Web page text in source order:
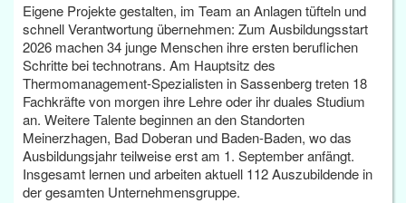
Eigene Projekte gestalten, im Team an Anlagen tüfteln und
schnell Verantwortung übernehmen: Zum Ausbildungsstart
2026 machen 34 junge Menschen ihre ersten beruflichen
Schritte bei technotrans. Am Hauptsitz des
Thermomanagement-Spezialisten in Sassenberg treten 18
Fachkräfte von morgen ihre Lehre oder ihr duales Studium
an. Weitere Talente beginnen an den Standorten
Meinerzhagen, Bad Doberan und Baden-Baden, wo das
Ausbildungsjahr teilweise erst am 1. September anfängt.
Insgesamt lernen und arbeiten aktuell 112 Auszubildende in
der gesamten Unternehmensgruppe.